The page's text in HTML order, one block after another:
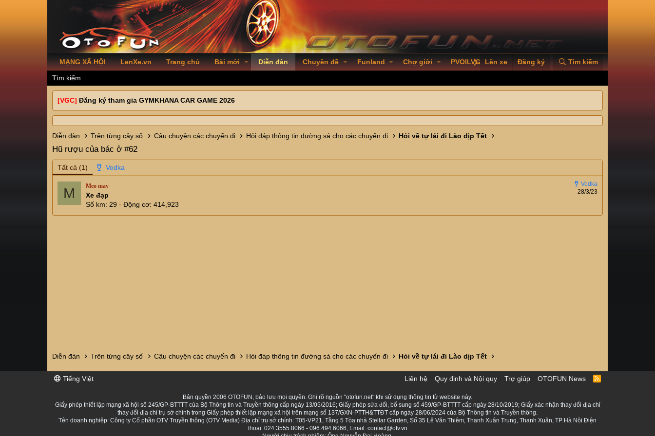
MẠNG XÃ HỘI LenXe.vn Trang chủ Bài mới Diễn đàn Chuyên đề Funland Chợ giời PVOILVGC2026
Lên xe Đăng ký Tìm kiếm
Tìm kiếm
[VGC] Đăng ký tham gia GYMKHANA CAR GAME 2026
Diễn đàn Trên từng cây số Câu chuyện các chuyến đi Hỏi đáp thông tin đường sá cho các chuyến đi Hỏi về tự lái đi Lào dịp Tết
Hũ rượu của bác ở #62
Tất cả (1)
M 28/3/23
Meo may
Xe đạp
Số km 29 Động cơ 414,923
Diễn đàn Trên từng cây số Câu chuyện các chuyến đi Hỏi đáp thông tin đường sá cho các chuyến đi Hỏi về tự lái đi Lào dịp Tết
Tiếng Việt Liên hệ Quy định và Nội quy Trợ giúp OTOFUN News
R
Bản quyền 2006 OTOFUN, bảo lưu mọi quyền. Ghi rõ nguồn "otofun.net" khi sử dụng thông tin từ website này.
Giấy phép thiết lập mạng xã hội số 245/GP-BTTTT của Bộ Thông tin và Truyền thông cấp ngày 13/05/2016; Giấy phép sửa đổi, bổ sung số 459/GP-BTTTT cấp ngày 28/10/2019; Giấy xác nhận thay đổi địa chỉ
thay đổi địa chỉ trụ sở chính trong Giấy phép thiết lập mạng xã hội trên mạng số 137/GXN-PTTH&TTĐT cấp ngày 28/06/2024 của Bộ Thông tin và Truyền thông.
Tên doanh nghiệp: Công ty Cổ phần OTV Truyền thông (OTV Media) Địa chỉ trụ sở chính: T05-VP21, Tầng 5 Tòa nhà Stellar Garden, Số 35 Lê Văn Thiêm, Thanh Xuân Trung, Thanh Xuân, TP Hà Nội Điện
thoại: 024.3555.8066 - 096.494.6066; Email: contact@otv.vn